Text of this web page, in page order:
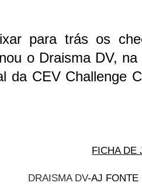
para trás os
o Draisma DV,
da CEV Challenge
FICHA DE
DRAISMA DV-AJ FONTE